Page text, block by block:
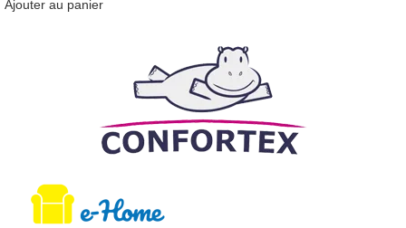
Ajouter au panier